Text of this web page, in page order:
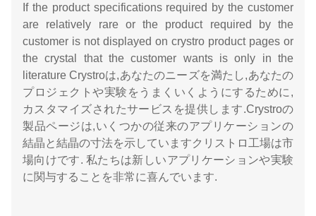
If the product specifications required by the customer
are relatively rare or the product required by the
customer is not displayed on crystro product pages or
the crystal that the customer wants is only in the
literature Crystroは,あなたのニーズを満たし,あなたの
プロジェクトや実験をうまくいくようにするために,
カスタマイズされたサービスを提供します.Crystroの
製品ページは,いくつかの従来のアプリケーションの
結晶と結晶の寸法を示していますクリストロ工場は市
場向けです. 私たちは新しいアプリケーションや実験
に関与することを非常に喜んでいます.